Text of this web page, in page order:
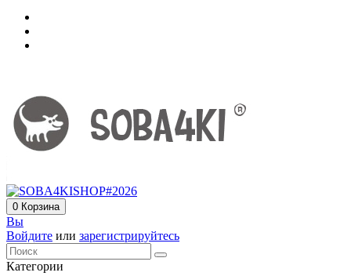
0 Корзина
Вы
Войдите или зарегистрируйтесь
Категории